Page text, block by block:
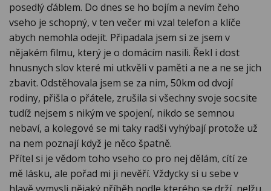
posedlý ďáblem. Do dnes se ho bojím a nevím čeho
vseho je schopný, v ten večer mi vzal telefon a klíče
abych nemohla odejít. Připadala jsem si ze jsem v
nějakém filmu, který je o domácím nasili. Řekl i dost
hnusnych slov které mi utkvěli v paměti a ne a ne se jich
zbavit. Odstěhovala jsem se za nim, 50km od dvojí
rodiny, přišla o přátele, zrušila si všechny svoje soc.site
tudíž nejsem s nikým ve spojení, nikdo se semnou
nebaví, a kolegové se mi taky radši vyhýbají protože už
na nem poznají když je něco špatně.
Přítel si je vědom toho vseho co pro nej dělám, cítí ze
mě lásku, ale pořad mi ji nevěří. Vždycky si u sebe v